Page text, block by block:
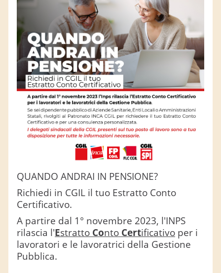
Prenota online
QUANDO ANDRAI IN PENSIONE?
Richiedi in CGIL il tuo Estratto Conto
Certificativo.
A partire dal 1° novembre 2023, l'INPS
rilascia l'Estratto Conto Certificativo per i
lavoratori e le lavoratrici della Gestione
Pubblica.